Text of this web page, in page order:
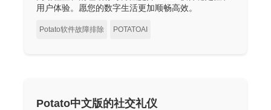
用户体验。愿您的数字生活更加顺畅高效。
Potato软件故障排除 POTATOAI
Potato中文版的社交礼仪